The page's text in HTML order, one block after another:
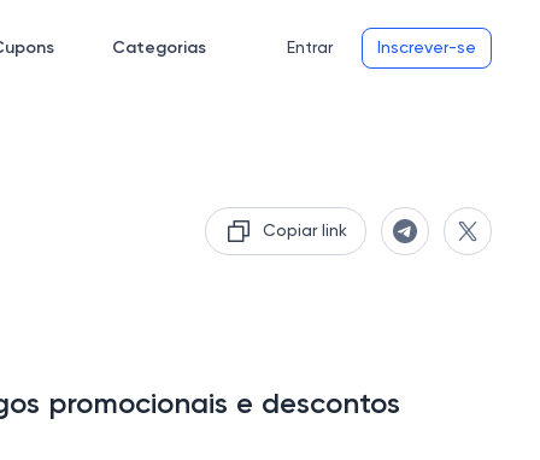
Categorias Entrar Inscrever-se
Copiar link
promocionais e descontos